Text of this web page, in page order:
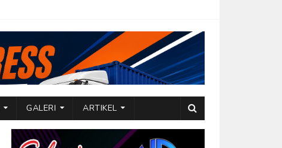
GALERI ARTIKEL